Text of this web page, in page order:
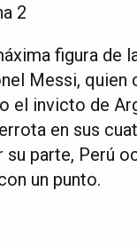
2
figura de
Messi, quien
el invicto de
en sus
su parte, Perú
un punto.